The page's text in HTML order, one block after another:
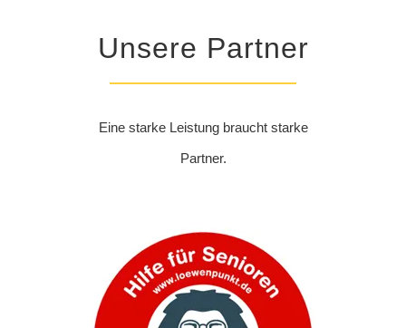
Unsere Partner
Eine starke Leistung braucht starke
Partner.